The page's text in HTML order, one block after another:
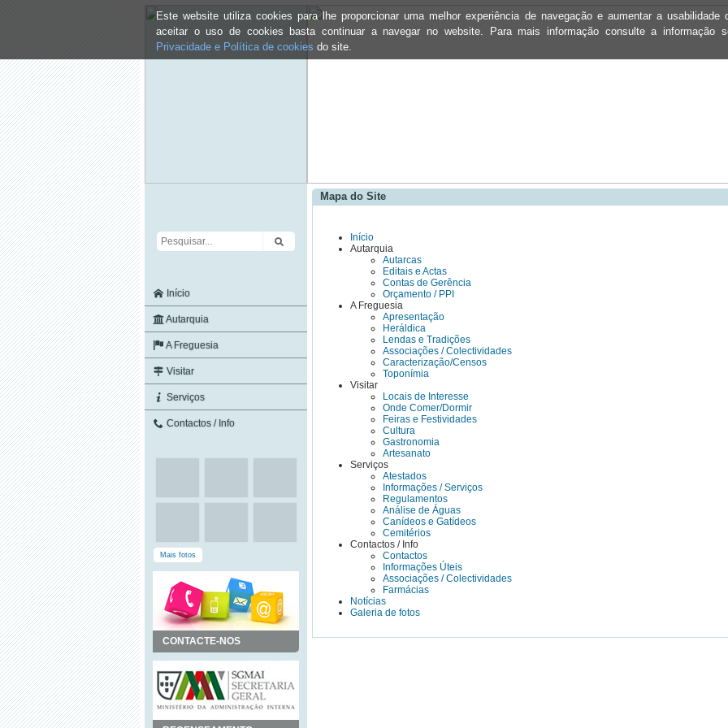
Este website utiliza cookies para lhe proporcionar uma melhor experiência de navegação e aumentar a usabilidade
aceitar o uso de cookies basta continuar a navegar no website. Para mais informação consulte a informação
Privacidade e Política de cookies do site.
Início
Autarquia
A Freguesia
Visitar
Serviços
Contactos / Info
Mais fotos
CONTACTE-NOS
Mapa do Site
Início
Autarquia
Autarcas
Editais e Actas
Contas de Gerência
Orçamento / PPI
A Freguesia
Apresentação
Heráldica
Lendas e Tradições
Associações / Colectividades
Caracterização/Censos
Toponímia
Visitar
Locais de Interesse
Onde Comer/Dormir
Feiras e Festividades
Cultura
Gastronomia
Artesanato
Serviços
Atestados
Informações / Serviços
Regulamentos
Análise de Águas
Canídeos e Gatídeos
Cemitérios
Contactos / Info
Contactos
Informações Úteis
Associações / Colectividades
Farmácias
Notícias
Galeria de fotos